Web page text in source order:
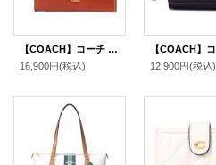
【COACH】コーチ カードケース クリンクル レザー ロゴ キーリング付き ミニ スキニー IDケース コインケース シナモン（日本未発売）
16,900円(税込)
12,900円(税込)